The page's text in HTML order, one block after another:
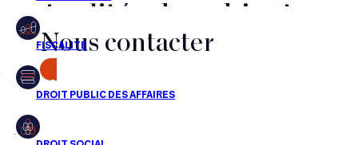
Financement
Fiscalité
Droit public des affaires
Droit social
actualités du cabinet,
nos récompenses et nos
transactions, jour après
jour
Nous contacter